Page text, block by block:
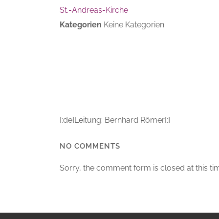
St.-Andreas-Kirche
Kategorien Keine Kategorien
[:de]Leitung: Bernhard Römer[:]
NO COMMENTS
Sorry, the comment form is closed at this